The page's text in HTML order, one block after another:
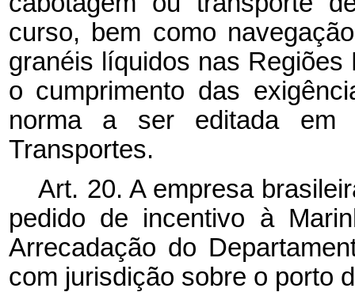
curso, bem como
granéis líquidos nas
o cumprimento das
norma a ser editada
Transportes.
Art. 20. A empresa
pedido de incentivo à
Arrecadação do
com jurisdição sobre o porto